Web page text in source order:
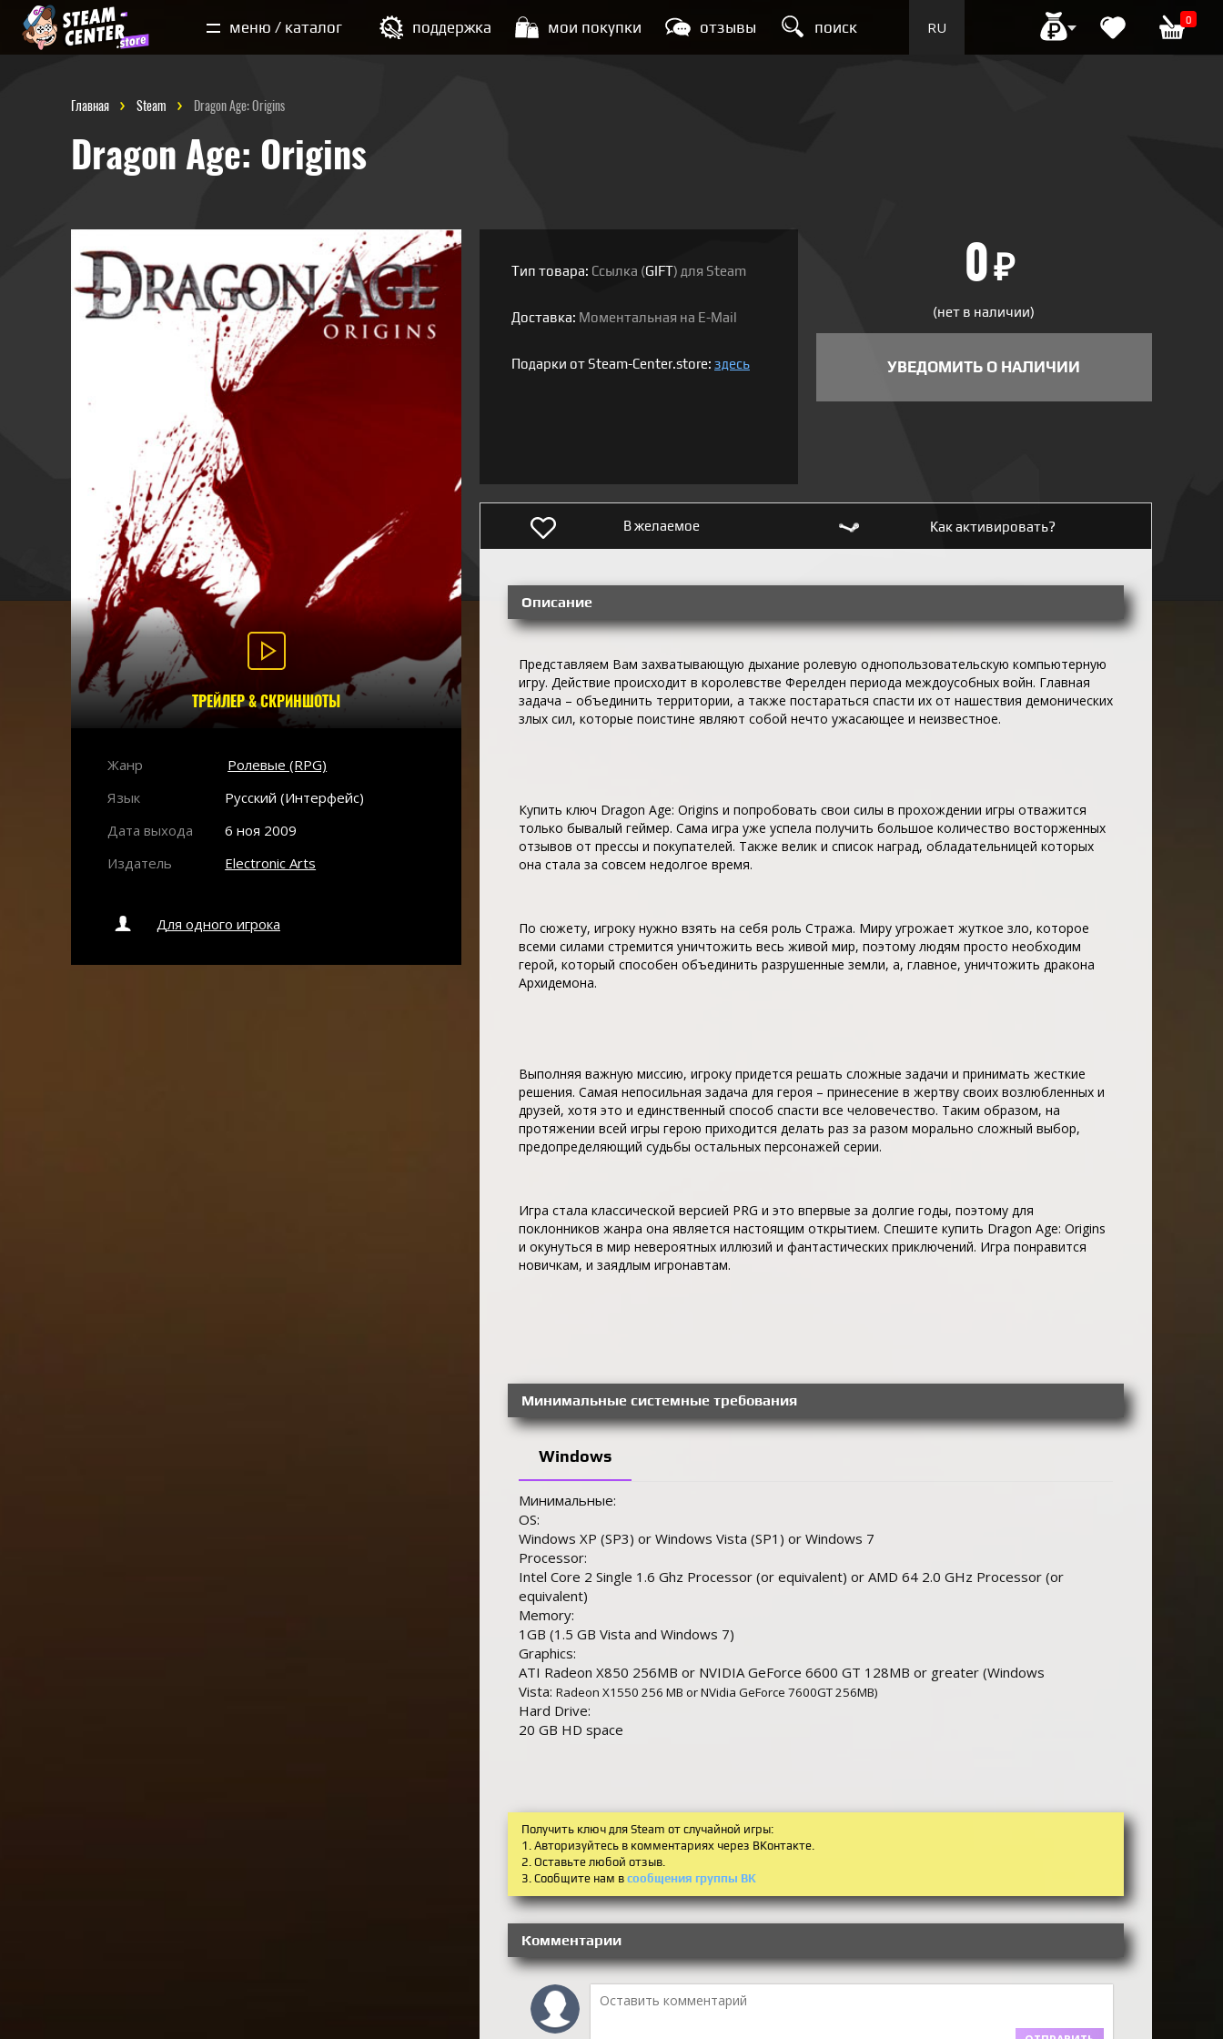
меню / каталог поддержка мои покупки отзывы поиск RU 0
Мои покупки
Главная Steam Dragon Age: Origins
Dragon Age: Origins
ТРЕЙЛЕР & СКРИНШОТЫ
Жанр
Ролевые (RPG)
Язык
Русский (Интерфейс)
Дата выхода
6 ноя 2009
Издатель
Electronic Arts
Для одного игрока
Тип товара: Ссылка (GIFT) для Steam
Доставка: Моментальная на E-Mail
Подарки от Steam-Center.store: здесь
0₽
(нет в наличии)
УВЕДОМИТЬ О НАЛИЧИИ
В желаемое Как активировать?
Описание
Представляем Вам захватывающую дыхание ролевую однопользовательскую компьютерную
игру. Действие происходит в королевстве Ферелден периода междоусобных войн. Главная
задача – объединить территории, а также постараться спасти их от нашествия демонических
злых сил, которые поистине являют собой нечто ужасающее и неизвестное.
Купить ключ Dragon Age: Origins и попробовать свои силы в прохождении игры отважится
только бывалый геймер. Сама игра уже успела получить большое количество восторженных
отзывов от прессы и покупателей. Также велик и список наград, обладательницей которых
она стала за совсем недолгое время.
По сюжету, игроку нужно взять на себя роль Стража. Миру угрожает жуткое зло, которое
всеми силами стремится уничтожить весь живой мир, поэтому людям просто необходим
герой, который способен объединить разрушенные земли, а, главное, уничтожить дракона
Архидемона.
Выполняя важную миссию, игроку придется решать сложные задачи и принимать жесткие
решения. Самая непосильная задача для героя – принесение в жертву своих возлюбленных и
друзей, хотя это и единственный способ спасти все человечество. Таким образом, на
протяжении всей игры герою приходится делать раз за разом морально сложный выбор,
предопределяющий судьбы остальных персонажей серии.
Игра стала классической версией PRG и это впервые за долгие годы, поэтому для
поклонников жанра она является настоящим открытием. Спешите купить Dragon Age: Origins
и окунуться в мир невероятных иллюзий и фантастических приключений. Игра понравится
новичкам, и заядлым игронавтам.
Минимальные системные требования
Windows
Минимальные:
OS:
Windows XP (SP3) or Windows Vista (SP1) or Windows 7
Processor:
Intel Core 2 Single 1.6 Ghz Processor (or equivalent) or AMD 64 2.0 GHz Processor (or
equivalent)
Memory:
1GB (1.5 GB Vista and Windows 7)
Graphics:
ATI Radeon X850 256MB or NVIDIA GeForce 6600 GT 128MB or greater (Windows
Vista: Radeon X1550 256 MB or NVidia GeForce 7600GT 256MB)
Hard Drive:
20 GB HD space
Получить ключ для Steam от случайной игры:
1. Авторизуйтесь в комментариях через ВКонтакте.
2. Оставьте любой отзыв.
3. Сообщите нам в сообщения группы ВК
Комментарии